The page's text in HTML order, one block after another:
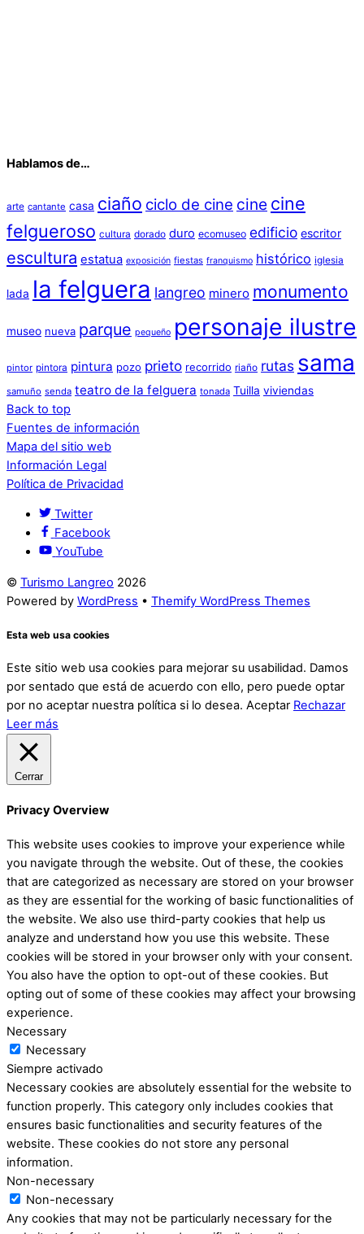
Hablamos de…
arte cantante casa ciaño ciclo de cine cine cine
felgueroso cultura dorado duro ecomuseo edificio escritor
escultura estatua exposición fiestas franquismo histórico iglesia
lada la felguera langreo minero monumento
museo nueva parque pequeño personaje ilustre
pintor pintora pintura pozo prieto recorrido riaño rutas sama
samuño senda teatro de la felguera tonada Tuilla viviendas
Back to top
Fuentes de información
Mapa del sitio web
Información Legal
Política de Privacidad
Twitter
Facebook
YouTube
© Turismo Langreo 2026
Powered by WordPress • Themify WordPress Themes
Esta web usa cookies
Este sitio web usa cookies para mejorar su usabilidad. Damos
por sentado que está de acuerdo con ello, pero puede optar
por no aceptar nuestra política si lo desea. Aceptar Rechazar
Leer más
Cerrar
Privacy Overview
This website uses cookies to improve your experience while
you navigate through the website. Out of these, the cookies
that are categorized as necessary are stored on your browser
as they are essential for the working of basic functionalities of
the website. We also use third-party cookies that help us
analyze and understand how you use this website. These
cookies will be stored in your browser only with your consent.
You also have the option to opt-out of these cookies. But
opting out of some of these cookies may affect your browsing
experience.
Necessary
Necessary
Siempre activado
Necessary cookies are absolutely essential for the website to
function properly. This category only includes cookies that
ensures basic functionalities and security features of the
website. These cookies do not store any personal
information.
Non-necessary
Non-necessary
Any cookies that may not be particularly necessary for the